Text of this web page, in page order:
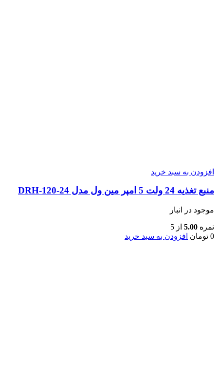
افزودن به سبد خرید
منبع تغذیه 24 ولت 5 امپر مین ول مدل DRH-120-24
موجود در انبار
نمره 5.00 از 5
0 تومان افزودن به سبد خرید